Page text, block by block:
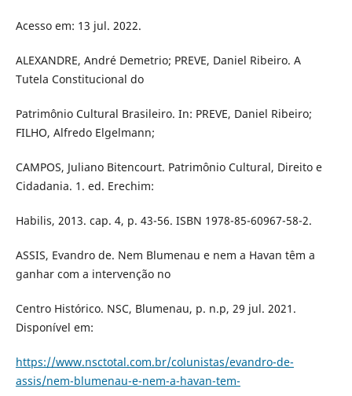
Acesso em: 13 jul. 2022.
ALEXANDRE, André Demetrio; PREVE, Daniel Ribeiro. A
Tutela Constitucional do
Patrimônio Cultural Brasileiro. In: PREVE, Daniel Ribeiro;
FILHO, Alfredo Elgelmann;
CAMPOS, Juliano Bitencourt. Patrimônio Cultural, Direito e
Cidadania. 1. ed. Erechim:
Habilis, 2013. cap. 4, p. 43-56. ISBN 1978-85-60967-58-2.
ASSIS, Evandro de. Nem Blumenau e nem a Havan têm a
ganhar com a intervenção no
Centro Histórico. NSC, Blumenau, p. n.p, 29 jul. 2021.
Disponível em:
https://www.nsctotal.com.br/colunistas/evandro-de-
assis/nem-blumenau-e-nem-a-havan-tem-